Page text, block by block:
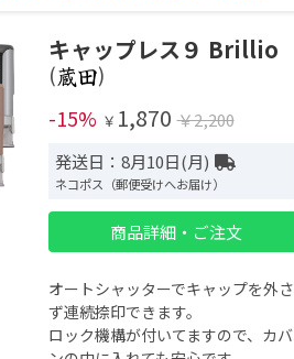
キャップレス９ Brillio
(
)
-15% ￥ 1,870 ￥2,200
発送日：8月10日(月)
ネコポス（郵便受けへお届け）
商品詳細・ご注文
オートシャッターでキャップを外さ
ず連続捺印できます。
ロック機構が付いてますので、カバ